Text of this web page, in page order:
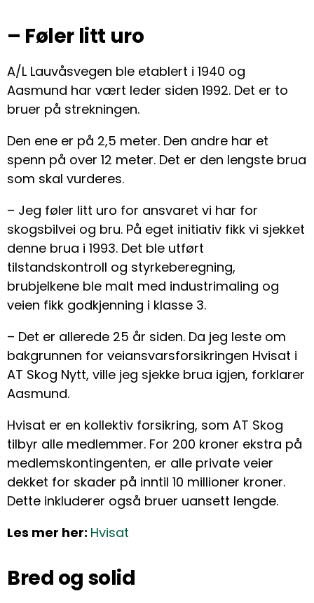
– Føler litt uro
A/L Lauvåsvegen ble etablert i 1940 og
Aasmund har vært leder siden 1992. Det er to
bruer på strekningen.
Den ene er på 2,5 meter. Den andre har et
spenn på over 12 meter. Det er den lengste brua
som skal vurderes.
– Jeg føler litt uro for ansvaret vi har for
skogsbilvei og bru. På eget initiativ fikk vi sjekket
denne brua i 1993. Det ble utført
tilstandskontroll og styrkeberegning,
brubjelkene ble malt med industrimaling og
veien fikk godkjenning i klasse 3.
– Det er allerede 25 år siden. Da jeg leste om
bakgrunnen for veiansvarsforsikringen Hvisat i
AT Skog Nytt, ville jeg sjekke brua igjen, forklarer
Aasmund.
Hvisat er en kollektiv forsikring, som AT Skog
tilbyr alle medlemmer. For 200 kroner ekstra på
medlemskontingenten, er alle private veier
dekket for skader på inntil 10 millioner kroner.
Dette inkluderer også bruer uansett lengde.
Les mer her: Hvisat
Bred og solid